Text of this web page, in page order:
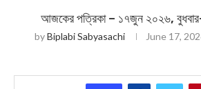
আজকের পত্রিকা – ১৭জুন ২০২৬,
byBiplabi Sabyasachi June 17,